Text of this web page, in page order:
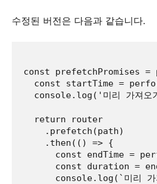
수정된 버전은 다음과 같습니다.
const prefetchPromises
const startTime =
console.log('미리 가져오
  return router
    .prefetch(path)
    .then(() => {
const endTime =
const duration =
console.log(`미리